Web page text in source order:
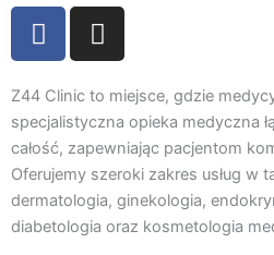
F
a
e
b
o
o
k
I
n
t
a
g
r
a
m
Z44 Clinic to miejsce, gdzie
specjalistyczna opieka medyczna
całość, zapewniając pacjentom
Oferujemy szeroki zakres usług w
dermatologia, ginekologia,
diabetologia oraz kosmetologia